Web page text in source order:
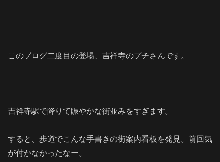
このブログ二度目の登場、吉祥寺のプチさんです。
吉祥寺駅で降りて賑やかな街並みをすぎます。
すると、歩道でこんな手書きの街案内看板を発見。前回気
が付かなかったなー。